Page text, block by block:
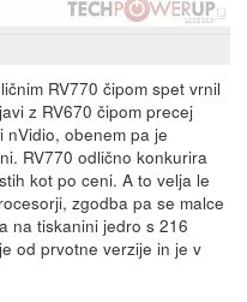
RV770 čipom spet vrnil
z RV670 čipom precej
obenem pa je
RV770 odlično konkurira
kot po ceni. A to velja le
zgodba pa se malce
na tiskanini jedro s 216
od prvotne verzije in je v